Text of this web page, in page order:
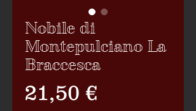
Nobile di
Montepulciano La
Braccesca
21,50 €